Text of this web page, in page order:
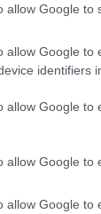
allow Google to
allow Google to
identifiers
allow Google to
allow Google to
allow Google to
Shinjuku
e
di
Golden
della
da non